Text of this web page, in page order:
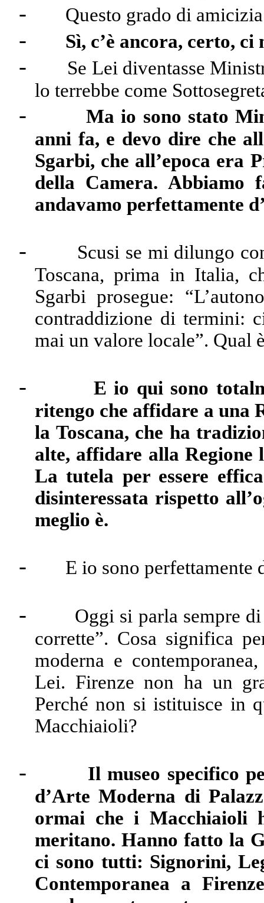
- Questo grado di
- Sì, c’è ancora, certo, ci
-
Se Lei diventasse
lo terrebbe come
-
Ma io sono stato
anni fa, e devo dire che
Sgarbi, che all’epoca era
della Camera. Abbiamo
andavamo perfettamente
-
Scusi se mi dilungo
Toscana, prima in Italia,
Sgarbi prosegue:
contraddizione di termini:
mai un valore locale”. Qual
-
E io qui sono
ritengo che affidare a una
la Toscana, che ha
alte, affidare alla
La tutela per essere
disinteressata rispetto
meglio è.
- E io sono perfettamente
-
Oggi si parla sempre
corrette”. Cosa significa
moderna e
Lei. Firenze non ha un
Perché non si istituisce in
Macchiaioli?
-
Il museo specifico
d’Arte Moderna di
ormai che i Macchiaioli
meritano. Hanno fatto la
ci sono tutti: Signorini,
Contemporanea a